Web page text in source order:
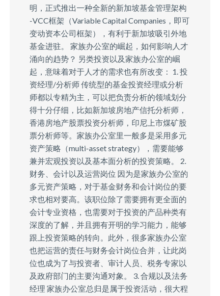
明，正式推出一种全新的新加坡基金管理架构
-VCC框架（Variable Capital Companies，即可
变动资本公司框架），有利于新加坡吸引外地
基金进驻。 家族办公室的崛起，如何影响人才
涌向的趋势？ 另类投资以及家族办公室的崛
起，意味着对于人才的需求也有所改变： 1. 投
资经理/分析师 传统型的基金投资经理或分析
师都以专精为主，可以把负责分析的领域划分
得十分仔细，比如新加坡房地产信托分析师，
香港房地产股票投资分析师，印尼上市煤矿股
票分析师等。家族办公室里一般多是采用多元
资产策略（multi-asset strategy），需要能够
兼并宏观投资以及基本面分析的投资策略。 2.
财务、会计以及运营岗位 因为是家族办公室的
多元资产策略，对于基金财务和会计岗位的要
求也相对要高。该职位除了需要拥有更全面的
会计专业资格，也需要对于投资的产品种类有
深度的了解，并且拥有开明的学习能力，能够
跟上投资策略的转向。此外，很多家族办公室
也把运营的责任与财务会计岗位合并，让此岗
位也成为了与投资者、审计人员、税务专家以
及政府部门的主要沟通对象。 3. 合规以及法务
经理 家族办公室总归是属于投资活动，很大程